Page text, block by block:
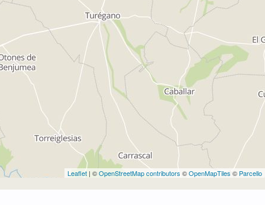
Leaflet | ©OpenStreetMap contributors ©OpenMapTiles © Parcello